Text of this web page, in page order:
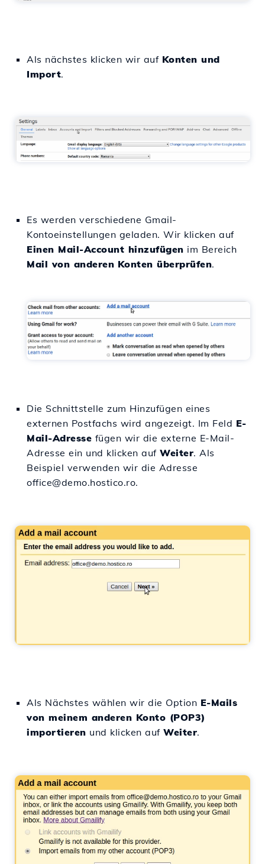
Als nächstes klicken wir auf Konten und
Import.
Es werden verschiedene Gmail-
Kontoeinstellungen geladen. Wir klicken auf
Einen Mail-Account hinzufügen im Bereich
Mail von anderen Konten überprüfen.
Die Schnittstelle zum Hinzufügen eines
externen Postfachs wird angezeigt. Im Feld E-
Mail-Adresse fügen wir die externe E-Mail-
Adresse ein und klicken auf Weiter. Als
Beispiel verwenden wir die Adresse
office@demo.hostico.ro.
Als Nächstes wählen wir die Option E-Mails
von meinem anderen Konto (POP3)
importieren und klicken auf Weiter.